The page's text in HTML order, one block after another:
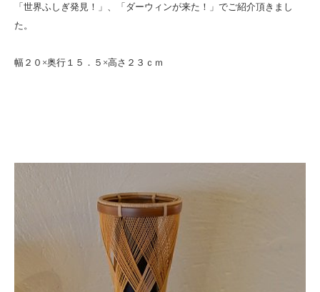
「世界ふしぎ発見！」、「ダーウィンが来た！」でご紹介頂きまし
た。
幅２０×奥行１５．５×高さ２３ｃｍ